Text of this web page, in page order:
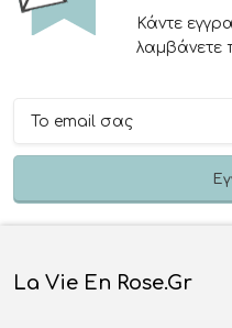
Κάντε
λαμβάνετε
La Vie En Rose.gr